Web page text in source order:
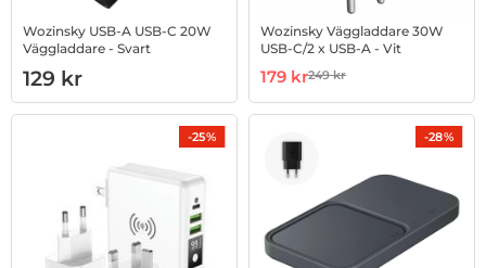
Wozinsky USB-A USB-C 20W
Väggladdare - Svart
Art. nr 1002952028
129 kr
Wozinsky Väggladdare 30W
USB-C/2 x USB-A - Vit
Art. nr 1002952452
rea pris
179 krtidigare pris
249 kr
-25% -28%